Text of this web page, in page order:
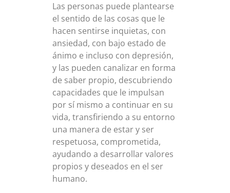
Las personas puede plantearse
el sentido de las cosas que le
hacen sentirse inquietas, con
ansiedad, con bajo estado de
ánimo e incluso con depresión,
y las pueden canalizar en forma
de saber propio, descubriendo
capacidades que le impulsan
por sí mismo a continuar en su
vida, transfiriendo a su entorno
una manera de estar y ser
respetuosa, comprometida,
ayudando a desarrollar valores
propios y deseados en el ser
humano.